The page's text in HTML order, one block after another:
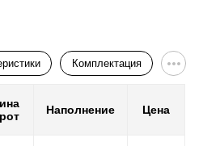
Комплектация
Наполнение Цена